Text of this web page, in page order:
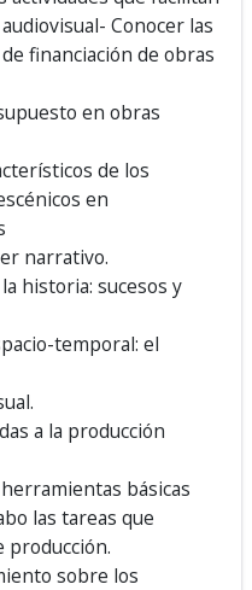
Conocer las
financiación de obras
en obras
de los
en
narrativo.
historia: sucesos y
temporal: el
a la producción
básicas
las tareas que
producción.
sobre los